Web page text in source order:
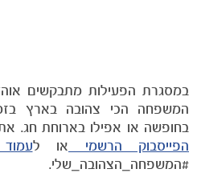
הקבוצות
במסגרת הפעילות מתבקשים
המשפחה הכי צהובה בארץ
בחופשה או אפילו בארוחת חג.
הפייסבוק הרשמי או ל
#המשפחה_הצהובה_שלי.